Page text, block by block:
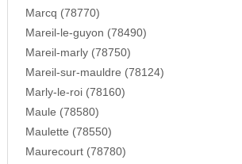
Marcq (78770)
Mareil-le-guyon (78490)
Mareil-marly (78750)
Mareil-sur-mauldre (78124)
Marly-le-roi (78160)
Maule (78580)
Maulette (78550)
Maurecourt (78780)